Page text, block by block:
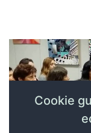
Cookie